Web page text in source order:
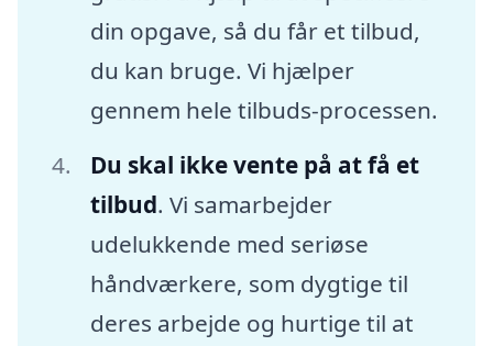
din opgave, så du får et tilbud,
du kan bruge. Vi hjælper
gennem hele tilbuds-processen.
Du skal ikke vente på at få et
tilbud. Vi samarbejder
udelukkende med seriøse
håndværkere, som dygtige til
deres arbejde og hurtige til at